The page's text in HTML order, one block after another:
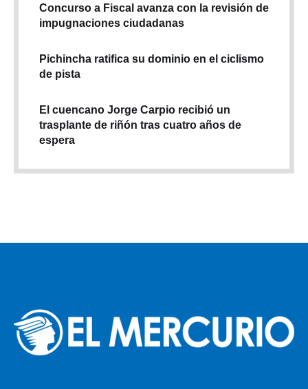
Concurso a Fiscal avanza con la revisión de
impugnaciones ciudadanas
Pichincha ratifica su dominio en el ciclismo
de pista
El cuencano Jorge Carpio recibió un
trasplante de riñón tras cuatro años de
espera